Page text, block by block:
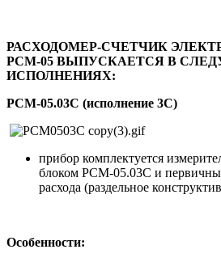
РАСХОДОМЕР-СЧЕТЧИК
РСМ-05 ВЫПУСКАЕТСЯ В
ИСПОЛНЕНИЯХ:
РСМ-05.03C (исполнение 3C)
прибор комплектуется
блоком РСМ-05.03C и
расхода (раздельное
Особенности: